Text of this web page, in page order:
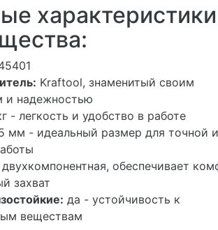
Kraftool, знаменитый своим
и надежностью
- легкость и удобство в работе
мм - идеальный размер для точной и
двухкомпонентная, обеспечивает
захват
да - устойчивость к
веществам